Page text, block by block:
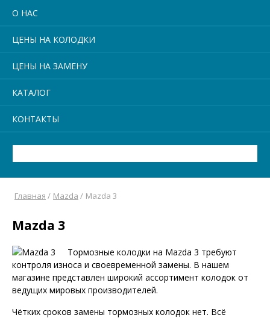
О НАС
ЦЕНЫ НА КОЛОДКИ
ЦЕНЫ НА ЗАМЕНУ
КАТАЛОГ
КОНТАКТЫ
Главная / Mazda / Mazda 3
Mazda 3
Тормозные колодки на Mazda 3 требуют
контроля износа и своевременной замены. В нашем
магазине представлен широкий ассортимент колодок от
ведущих мировых производителей.
Чётких сроков замены тормозных колодок нет. Всё